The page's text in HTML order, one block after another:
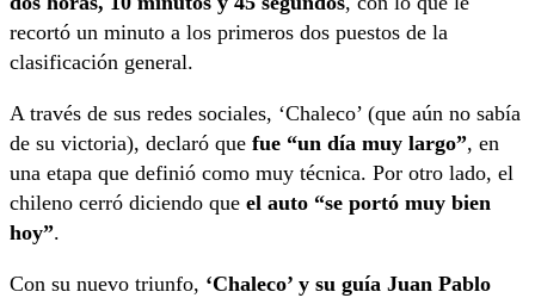
recortó un minuto a los primeros dos puestos de la
clasificación general.
A través de sus redes sociales, ‘Chaleco’ (que aún no sabía
de su victoria), declaró que fue “un día muy largo”, en
una etapa que definió como muy técnica. Por otro lado, el
chileno cerró diciendo que el auto “se portó muy bien
hoy”.
Con su nuevo triunfo, ‘Chaleco’ y su guía Juan Pablo